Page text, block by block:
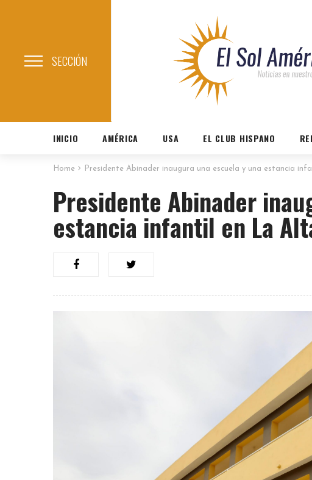
SECCIÓN
INICIO AMÉRICA USA EL CLUB HISPANO
Home Presidente Abinader inaugura una escuela y una estancia
Presidente Abinader
estancia infantil en La